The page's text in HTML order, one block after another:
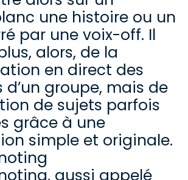
une histoire ou un
par une voix-off. Il
alors, de la
en direct des
d’un groupe, mais de
de sujets parfois
grâce à une
simple et originale.
aussi appelé